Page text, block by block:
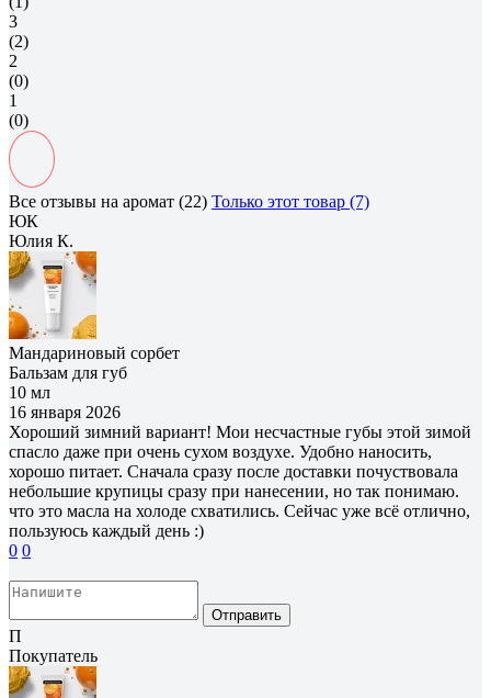
3
(2)
2
(0)
1
(0)
Все отзывы на аромат (22) Только этот товар (7)
ЮК
Юлия К.
Мандариновый сорбет
Бальзам для губ
10 мл
16 января 2026
Хороший зимний вариант! Мои несчастные губы этой зимой
спасло даже при очень сухом воздухе. Удобно наносить,
хорошо питает. Сначала сразу после доставки почуствовала
небольшие крупицы сразу при нанесении, но так понимаю.
что это масла на холоде схватились. Сейчас уже всё отлично,
пользуюсь каждый день :)
0 0
Отправить
П
Покупатель